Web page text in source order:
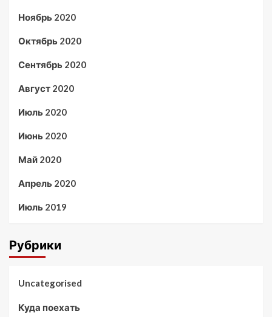
Ноябрь 2020
Октябрь 2020
Сентябрь 2020
Август 2020
Июль 2020
Июнь 2020
Май 2020
Апрель 2020
Июль 2019
Рубрики
Uncategorised
Куда поехать